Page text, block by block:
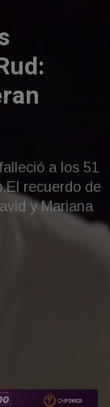
a los 51
de
Mariana